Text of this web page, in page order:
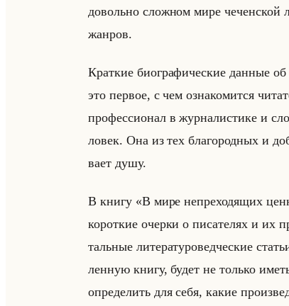
до­вольно слож­ном мире че­чен­ской
жан­ров.
Крат­кие био­гра­фи­че­ские дан­ные
это пер­вое, с чем озна­ко­мит­ся
про­фес­си­онал в жур­на­ли­сти­ке и
ло­век. Она из тех бла­го­род­ных и
ва­ет душу.
В книгу «В мире непреходящих
ко­рот­кие очер­ки о пи­са­те­лях и их
тальные ли­те­ра­ту­ро­вед­че­ские
лен­ную книгу, будет не только
опре­де­лить для себя, какие